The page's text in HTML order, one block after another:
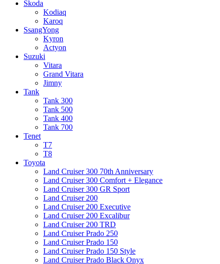
Skoda
Kodiaq
Karoq
SsangYong
Kyron
Actyon
Suzuki
Vitara
Grand Vitara
Jimny
Tank
Tank 300
Tank 500
Tank 400
Tank 700
Tenet
T7
T8
Toyota
Land Cruiser 300 70th Anniversary
Land Cruiser 300 Comfort + Elegance
Land Cruiser 300 GR Sport
Land Cruiser 200
Land Cruiser 200 Executive
Land Cruiser 200 Excalibur
Land Cruiser 200 TRD
Land Cruiser Prado 250
Land Cruiser Prado 150
Land Cruiser Prado 150 Style
Land Cruiser Prado Black Onyx